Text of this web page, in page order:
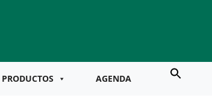
PRODUCTOS AGENDA